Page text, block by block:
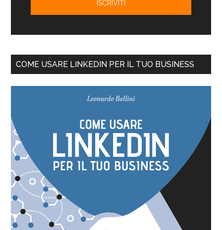
COME USARE LINKEDIN PER IL TUO BUSINESS